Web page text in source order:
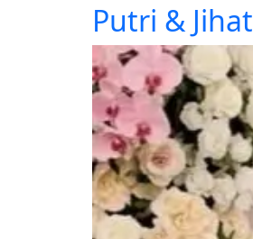
Putri & Jihat